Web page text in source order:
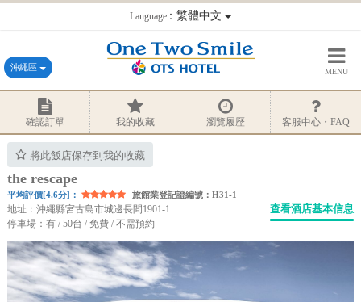
Language：繁體中文
沖繩區 MENU
確認訂單 我的收藏 瀏覽履歷 客服中心・FAQ
將此飯店保存到我的收藏
the rescape
平均評價[4.6分]： 旅館業登記證編號：H31-1
地址：沖繩縣宮古島市城邊長間1901-1
停車場：有 / 50台 / 免費 / 不需預約
查看酒店基本信息